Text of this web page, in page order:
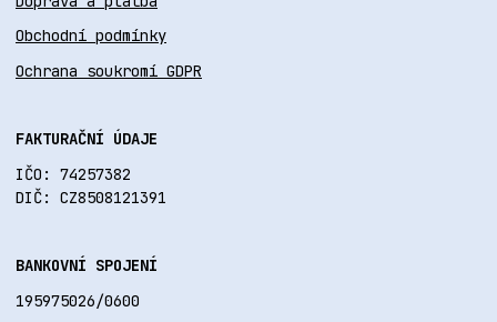
Obchodní podmínky
Ochrana soukromí GDPR
FAKTURAČNÍ ÚDAJE
IČO: 74257382
DIČ: CZ8508121391
BANKOVNÍ SPOJENÍ
195975026/0600